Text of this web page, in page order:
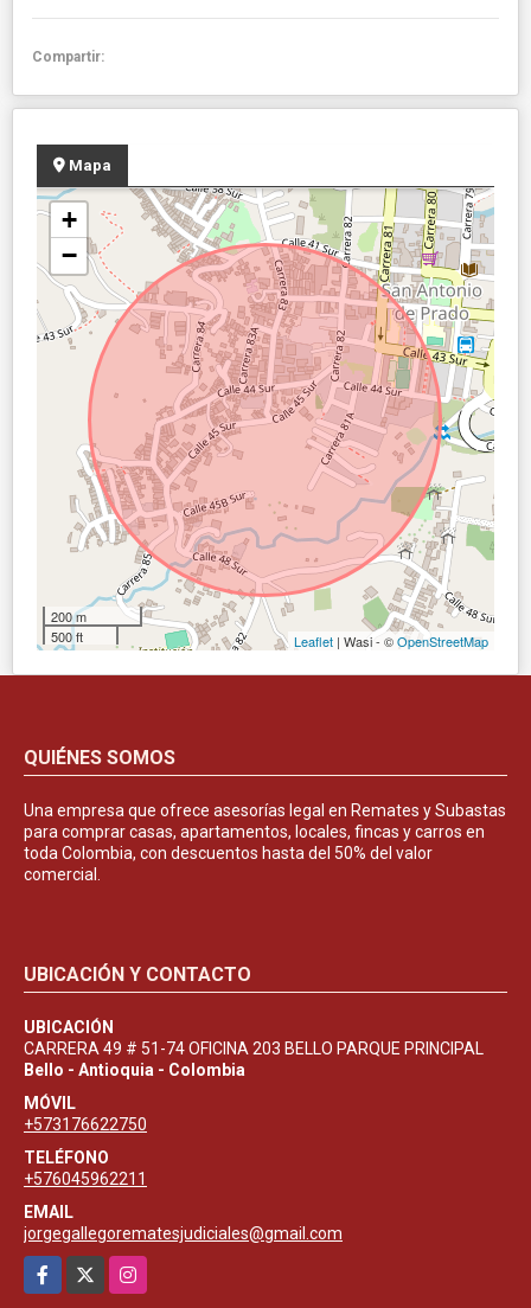
Compartir:
Mapa
+
−
200 m
500 ft
Leaflet | Wasi - ©OpenStreetMap
QUIÉNES SOMOS
Una empresa que ofrece asesorías legal en Remates y Subastas
para comprar casas, apartamentos, locales, fincas y carros en
toda Colombia, con descuentos hasta del 50% del valor
comercial.
UBICACIÓN Y CONTACTO
UBICACIÓN
CARRERA 49 # 51-74 OFICINA 203 BELLO PARQUE PRINCIPAL
Bello - Antioquia - Colombia
MÓVIL
+573176622750
TELÉFONO
+576045962211
EMAIL
jorgegallegorematesjudiciales@gmail.com
Facebook
Instagram